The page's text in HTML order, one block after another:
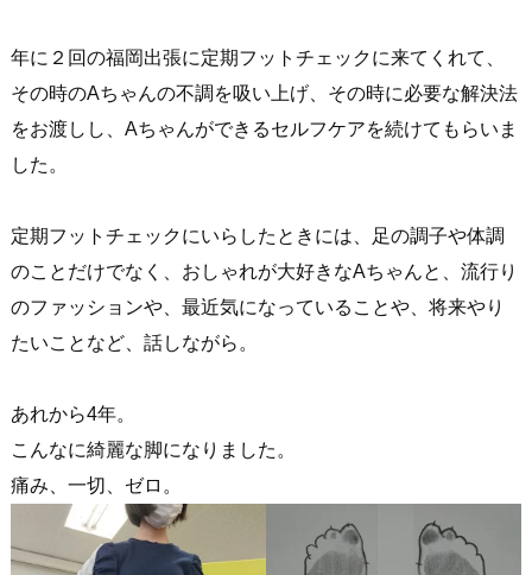
年に２回の福岡出張に定期フットチェックに来てくれて、
その時のAちゃんの不調を吸い上げ、その時に必要な解決法
をお渡しし、Aちゃんができるセルフケアを続けてもらいま
した。
定期フットチェックにいらしたときには、足の調子や体調
のことだけでなく、おしゃれが大好きなAちゃんと、流行り
のファッションや、最近気になっていることや、将来やり
たいことなど、話しながら。
あれから4年。
こんなに綺麗な脚になりました。
痛み、一切、ゼロ。